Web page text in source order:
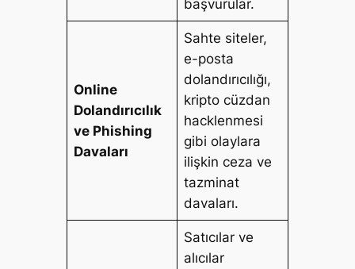
başvurular.
Online
Dolandırıcılık
ve Phishing
Davaları
Sahte siteler,
e-posta
dolandırıcılığı,
kripto cüzdan
hacklenmesi
gibi olaylara
ilişkin ceza ve
tazminat
davaları.
Satıcılar ve
alıcılar